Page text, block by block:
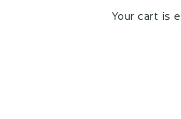
Your cart is